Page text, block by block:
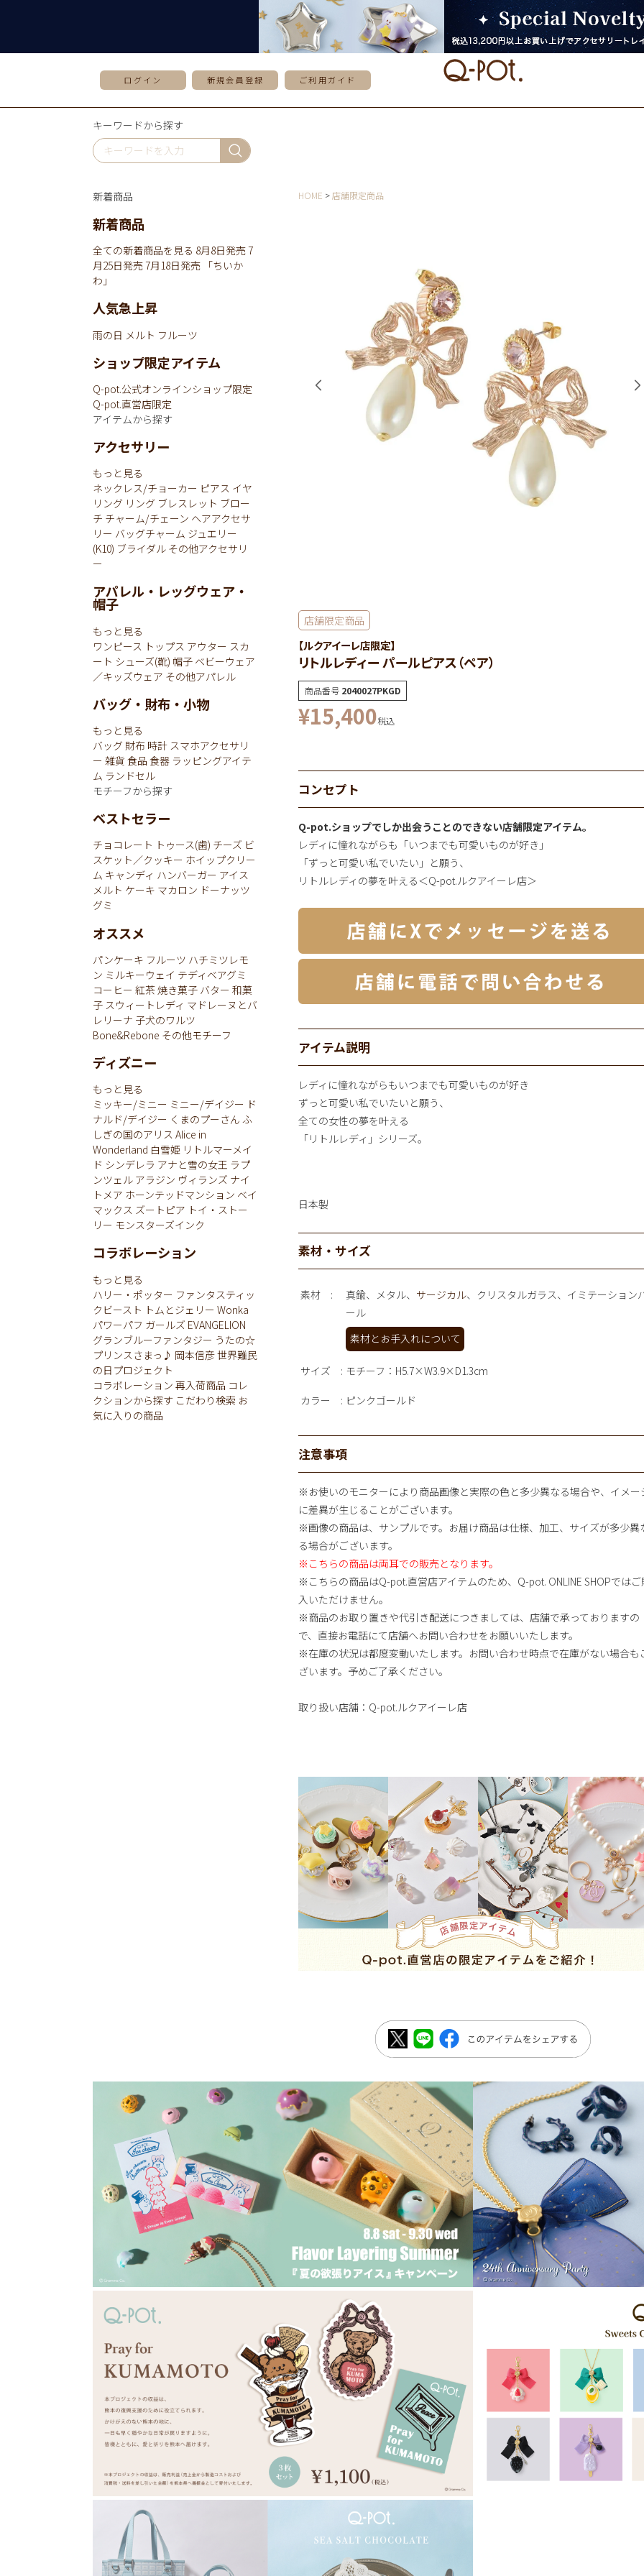
ログイン 新規会員登録 ご利用ガイド
キーワードから探す
HOME 店舗限定商品
店舗限定商品
【ルクアイーレ店限定】
リトルレディー パールピアス（ペア）
商品番号 2040027PKGD
¥15,400税込
コンセプト
Q-pot.ショップでしか出会うことのできない店舗限定アイテム。
レディに憧れながらも「いつまでも可愛いものが好き」
「ずっと可愛い私でいたい」と願う、
リトルレディの夢を叶える＜Q-pot.ルクアイーレ店＞
アイテム説明
レディに憧れながらもいつまでも可愛いものが好き
ずっと可愛い私でいたいと願う、
全ての女性の夢を叶える
「リトルレディ」シリーズ。
日本製
素材・サイズ
素材 真鍮、メタル、 サージカル、クリスタルガラス、イミテーション
ール
素材とお手入れについて
サイズ モチーフ：H5.7×W3.9×D1.3cm
カラー ピンクゴールド
注意事項
※お使いのモニターにより商品画像と実際の色と多少異なる場合や、イメー
に差異が生じることがございます。
※画像の商品は、サンプルです。お届け商品は仕様、加工、サイズが多少異
る場合がございます。
※こちらの商品は両耳での販売となります。
※こちらの商品はQ-pot.直営店アイテムのため、Q-pot. ONLINE SHOPではご
入いただけません。
※商品のお取り置きや代引き配送につきましては、店舗で承っておりますの
で、直接お電話にて店舗へお問い合わせをお願いいたします。
※在庫の状況は都度変動いたします。お問い合わせ時点で在庫がない場合も
ざいます。予めご了承ください。
取り扱い店舗：Q-pot.ルクアイーレ店
新着商品
新着商品
全ての新着商品を見る 8月8日発売7
月25日発売7月18日発売 「ちいか
わ」
人気急上昇
雨の日 メルト フルーツ
ショップ限定アイテム
Q-pot.公式オンラインショップ限定
Q-pot.直営店限定
アイテムから探す
アクセサリー
もっと見る
ネックレス/チョーカー ピアス イヤ
リング リング ブレスレット ブロー
チ チャーム/チェーン ヘアアクセサ
リー バッグチャーム ジュエリー
(K10) ブライダル その他アクセサリ
ー
アパレル・レッグウェア・
帽子
もっと見る
ワンピース トップス アウター スカ
ート シューズ(靴) 帽子 ベビーウェア
／キッズウェア その他アパレル
バッグ・財布・小物
もっと見る
バッグ 財布 時計 スマホアクセサリ
ー 雑貨 食品 食器 ラッピングアイテ
ム ランドセル
モチーフから探す
ベストセラー
チョコレート トゥース(歯) チーズ ビ
スケット／クッキー ホイップクリー
ム キャンディ ハンバーガー アイス
メルト ケーキ マカロン ドーナッツ
グミ
オススメ
パンケーキ フルーツ ハチミツレモ
ン ミルキーウェイ テディベアグミ
コーヒー 紅茶焼き菓子 バター 和菓
子 スウィートレディ マドレーヌとバ
レリーナ 子犬のワルツ
Bone&Rebone その他モチーフ
ディズニー
もっと見る
ミッキー/ミニー ミニー/デイジー ド
ナルド/デイジー くまのプーさん ふ
しぎの国のアリス Alice in
Wonderland 白雪姫 リトルマーメイ
ド シンデレラ アナと雪の女王 ラプ
ンツェル アラジン ヴィランズ ナイ
トメア ホーンテッドマンション ベイ
マックス ズートピア トイ・ストー
リー モンスターズインク
コラボレーション
もっと見る
ハリー・ポッター ファンタスティッ
クビースト トムとジェリー Wonka
パワーパフ ガールズ EVANGELION
グランブルーファンタジー うたの☆
プリンスさまっ♪ 岡本信彦世界難民
の日プロジェクト
コラボレーション 再入荷商品 コレ
クションから探す こだわり検索 お
気に入りの商品